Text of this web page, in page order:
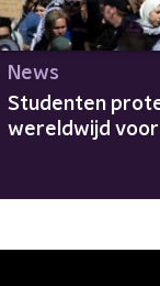
News
Studenten
wereldwijd voor